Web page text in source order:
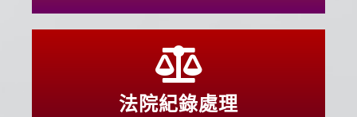
法院紀錄處理